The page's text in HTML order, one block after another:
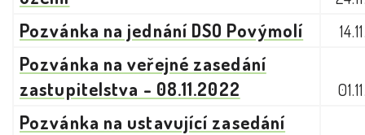
Pozvánka na jednání DSO Povýmolí
Pozvánka na veřejné zasedání
zastupitelstva - 08.11.2022
Pozvánka na ustavující zasedání